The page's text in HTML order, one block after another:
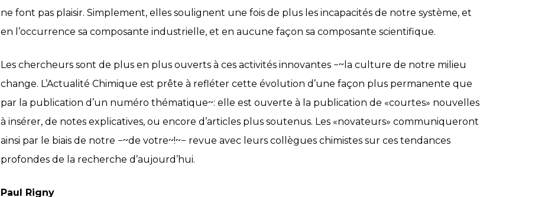
ne font pas plaisir. Simplement, elles soulignent une fois de plus les incapacités de notre système, et
en l’occurrence sa composante industrielle, et en aucune façon sa composante scientifique.
Les chercheurs sont de plus en plus ouverts à ces activités innovantes −~la culture de notre milieu
change. L’Actualité Chimique est prête à refléter cette évolution d’une façon plus permanente que
par la publication d’un numéro thématique~: elle est ouverte à la publication de «courtes» nouvelles
à insérer, de notes explicatives, ou encore d’articles plus soutenus. Les «novateurs» communiqueront
ainsi par le biais de notre −~de votre~!~− revue avec leurs collègues chimistes sur ces tendances
profondes de la recherche d’aujourd’hui.
Paul Rigny